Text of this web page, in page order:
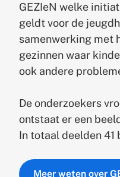
GEZIeN welke
geldt voor de
samenwerking met
gezinnen waar
ook andere
De onderzoekers
ontstaat er een
In totaal deelden 41
Meer weten over